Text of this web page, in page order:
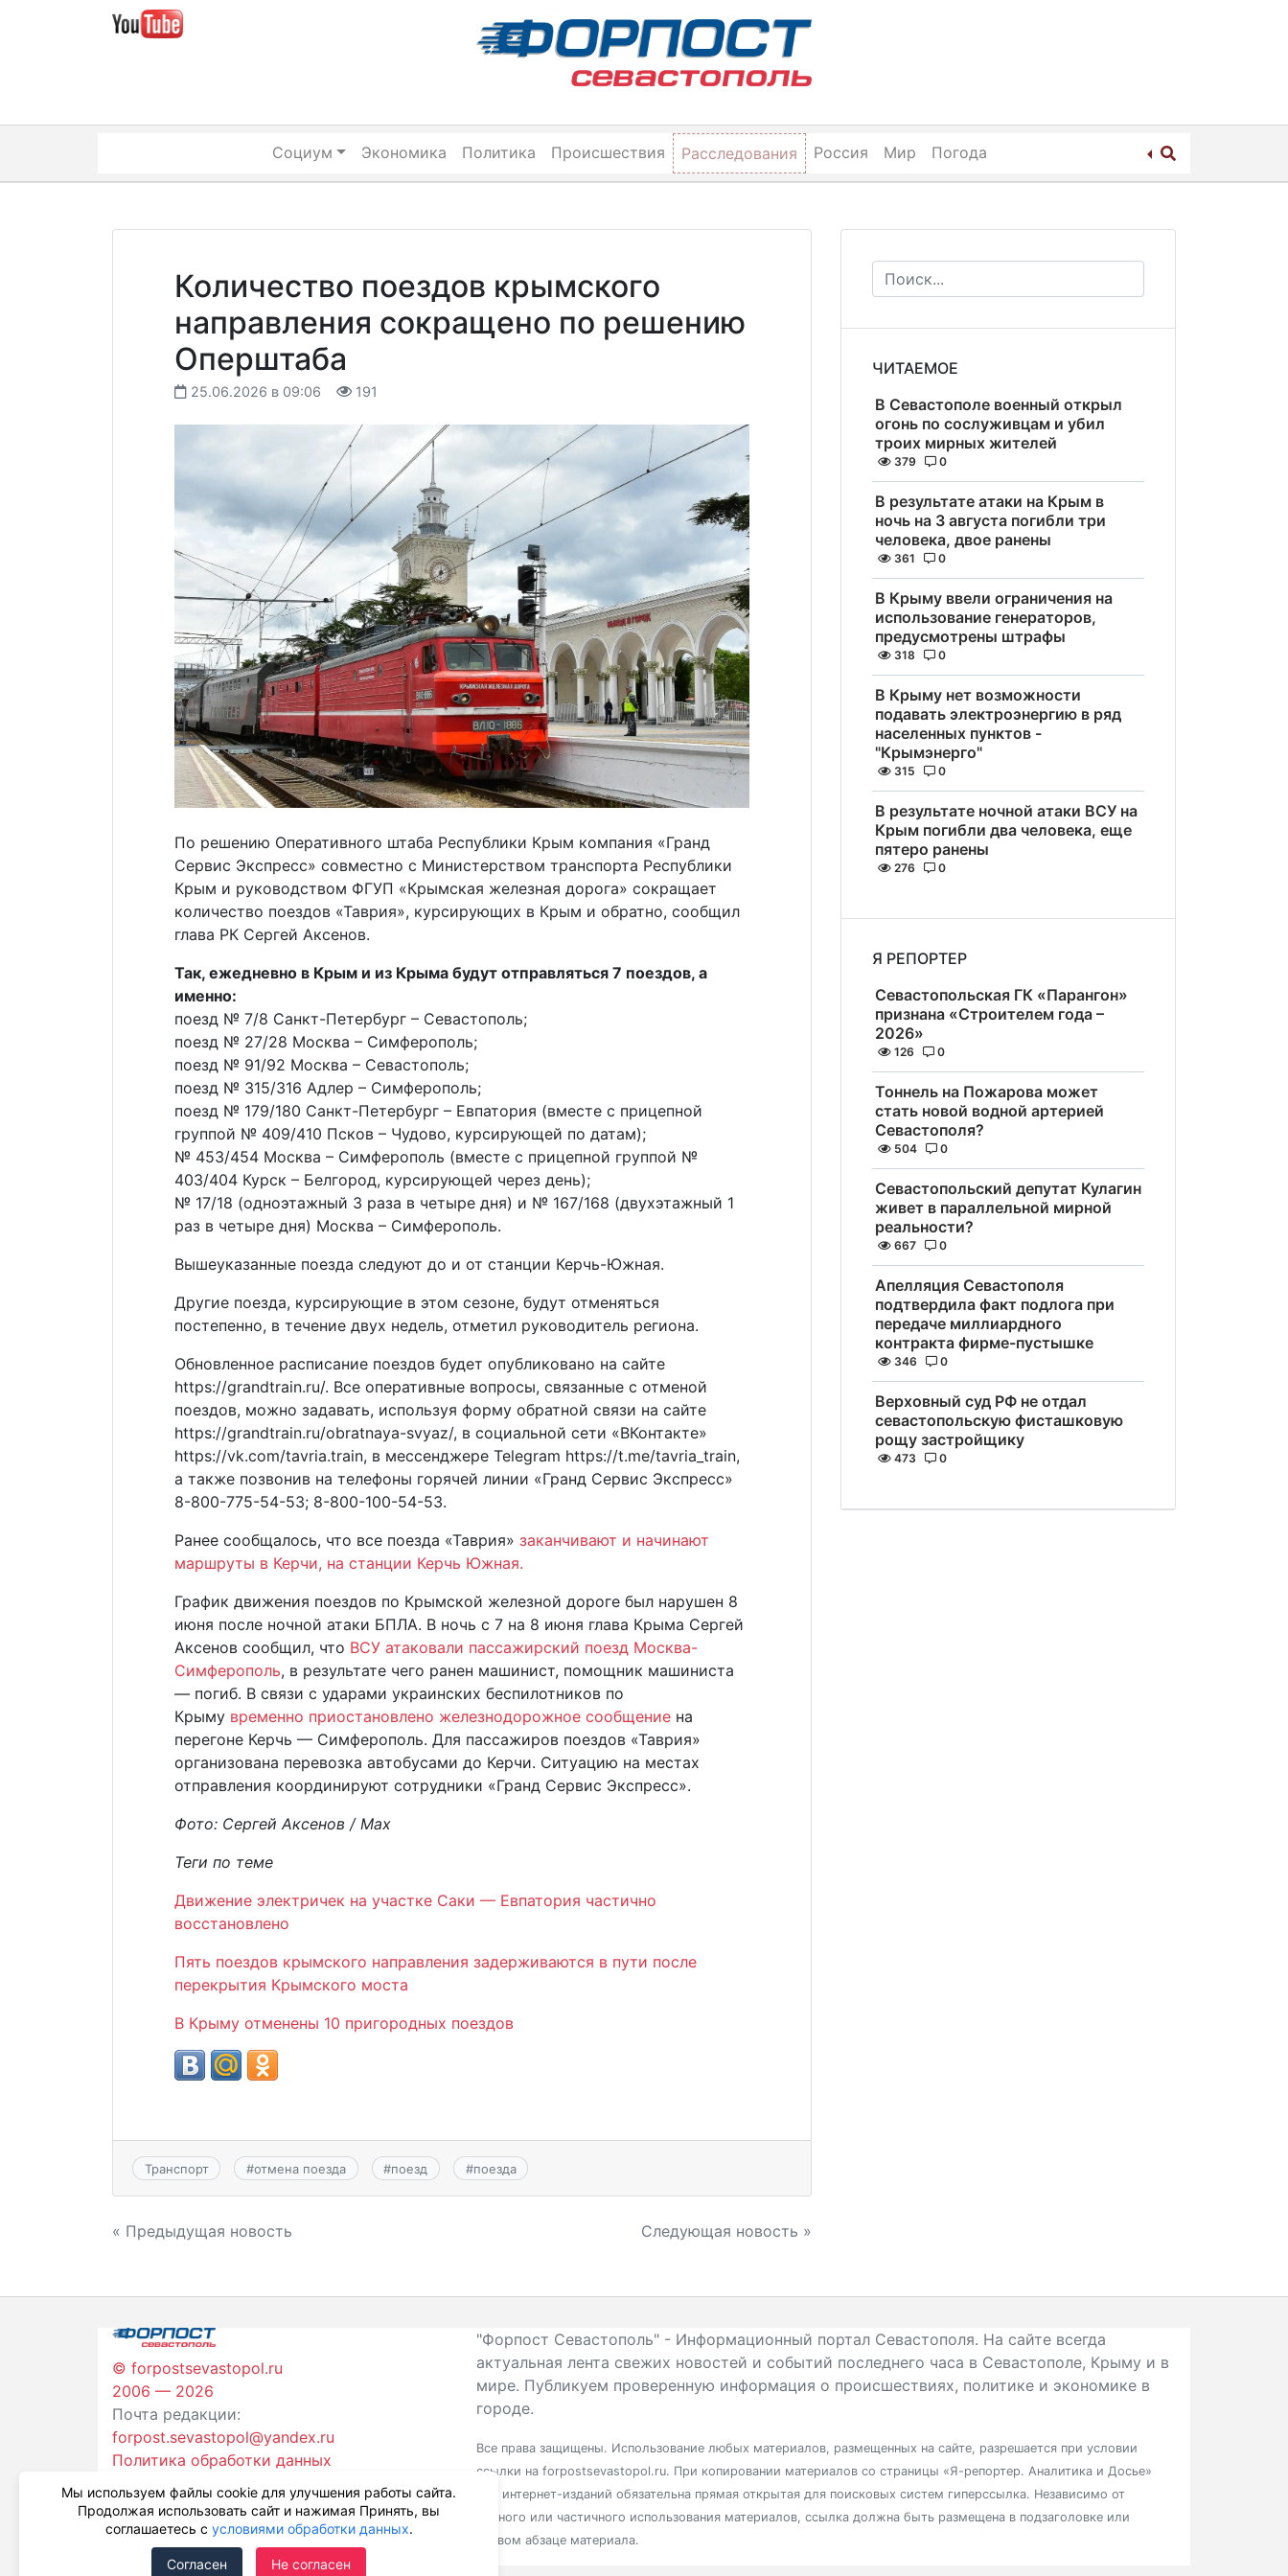
Социум Экономика Политика Происшествия Расследования Россия Мир Погода
Количество поездов крымского
направления сокращено по решению
Оперштаба
25.06.2026 в 09:06 191
По решению Оперативного штаба Республики Крым компания «Гранд
Сервис Экспресс» совместно с Министерством транспорта Республики
Крым и руководством ФГУП «Крымская железная дорога» сокращает
количество поездов «Таврия», курсирующих в Крым и обратно, сообщил
глава РК Сергей Аксенов.
Так, ежедневно в Крым и из Крыма будут отправляться 7 поездов, а
именно:
поезд № 7/8 Санкт-Петербург – Севастополь;
поезд № 27/28 Москва – Симферополь;
поезд № 91/92 Москва – Севастополь;
поезд № 315/316 Адлер – Симферополь;
поезд № 179/180 Санкт-Петербург – Евпатория (вместе с прицепной
группой № 409/410 Псков – Чудово, курсирующей по датам);
№ 453/454 Москва – Симферополь (вместе с прицепной группой №
403/404 Курск – Белгород, курсирующей через день);
№ 17/18 (одноэтажный 3 раза в четыре дня) и № 167/168 (двухэтажный 1
раз в четыре дня) Москва – Симферополь.
Вышеуказанные поезда следуют до и от станции Керчь-Южная.
Другие поезда, курсирующие в этом сезоне, будут отменяться
постепенно, в течение двух недель, отметил руководитель региона.
Обновленное расписание поездов будет опубликовано на сайте
https://grandtrain.ru/. Все оперативные вопросы, связанные с отменой
поездов, можно задавать, используя форму обратной связи на сайте
https://grandtrain.ru/obratnaya-svyaz/, в социальной сети «ВКонтакте»
https://vk.com/tavria.train, в мессенджере Telegram https://t.me/tavria_train,
а также позвонив на телефоны горячей линии «Гранд Сервис Экспресс»
8-800-775-54-53; 8-800-100-54-53.
Ранее сообщалось, что все поезда «Таврия» заканчивают и начинают
маршруты в Керчи, на станции Керчь Южная.
График движения поездов по Крымской железной дороге был нарушен 8
июня после ночной атаки БПЛА. В ночь с 7 на 8 июня глава Крыма Сергей
Аксенов сообщил, что ВСУ атаковали пассажирский поезд Москва-
Симферополь, в результате чего ранен машинист, помощник машиниста
— погиб. В связи с ударами украинских беспилотников по
Крыму временно приостановлено железнодорожное сообщение на
перегоне Керчь — Симферополь. Для пассажиров поездов «Таврия»
организована перевозка автобусами до Керчи. Ситуацию на местах
отправления координируют сотрудники «Гранд Сервис Экспресс».
Фото: Сергей Аксенов / Max
Теги по теме
Движение электричек на участке Саки — Евпатория частично
восстановлено
Пять поездов крымского направления задерживаются в пути после
перекрытия Крымского моста
В Крыму отменены 10 пригородных поездов
Транспорт #отмена поезда #поезд #поезда
Навигация
записям
« Предыдущая новость Следующая новость »
ЧИТАЕМОЕ
В Севастополе военный открыл
огонь по сослуживцам и убил
троих мирных жителей
379 0
В результате атаки на Крым в
ночь на 3 августа погибли три
человека, двое ранены
361 0
В Крыму ввели ограничения на
использование генераторов,
предусмотрены штрафы
318 0
В Крыму нет возможности
подавать электроэнергию в ряд
населенных пунктов -
"Крымэнерго"
315 0
В результате ночной атаки ВСУ на
Крым погибли два человека, еще
пятеро ранены
276 0
Я РЕПОРТЕР
Севастопольская ГК «Парангон»
признана «Строителем года –
2026»
126 0
Тоннель на Пожарова может
стать новой водной артерией
Севастополя?
504 0
Севастопольский депутат Кулагин
живет в параллельной мирной
реальности?
667 0
Апелляция Севастополя
подтвердила факт подлога при
передаче миллиардного
контракта фирме-пустышке
346 0
Верховный суд РФ не отдал
севастопольскую фисташковую
рощу застройщику
473 0
© forpostsevastopol.ru
2006 — 2026
Почта редакции:
forpost.sevastopol@yandex.ru
Политика обработки данных
"Форпост Севастополь" - Информационный портал Севастополя. На сайте всегда
актуальная лента свежих новостей и событий последнего часа в Севастополе, Крыму и в
мире. Публикуем проверенную информация о происшествиях, политике и экономике в
городе.
Все права защищены. Использование любых материалов, размещенных на сайте, разрешается при условии
ссылки на forpostsevastopol.ru. При копировании материалов со страницы «Я-репортер. Аналитика и Досье»
для интернет-изданий обязательна прямая открытая для поисковых систем гиперссылка. Независимо от
полного или частичного использования материалов, ссылка должна быть размещена в подзаголовке или
первом абзаце материала.
Мы используем файлы cookie для улучшения работы сайта.
Продолжая использовать сайт и нажимая Принять, вы
соглашаетесь с условиями обработки данных.
Согласен Не согласен